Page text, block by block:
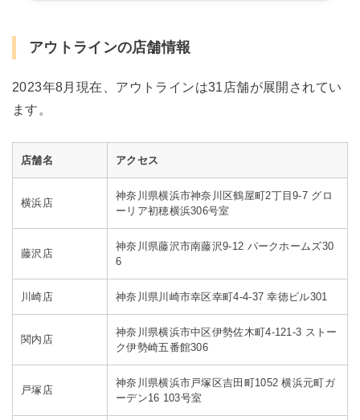
アウトラインの店舗情報
2023年8月現在、アウトラインは31店舗が展開されてい
ます。
店舗名 アクセス
横浜店
神奈川県横浜市神奈川区鶴屋町2丁目9-7 グロ
ーリア初穂横浜306号室
藤沢店
神奈川県藤沢市南藤沢9-12 パークホームズ30
6
川崎店 神奈川県川崎市幸区幸町4-4-37 幸徳ビル301
関内店
神奈川県横浜市中区伊勢佐木町4-121-3 ストー
ク伊勢崎五番館306
戸塚店
神奈川県横浜市戸塚区吉田町1052 横浜元町ガ
ーデン16 103号室